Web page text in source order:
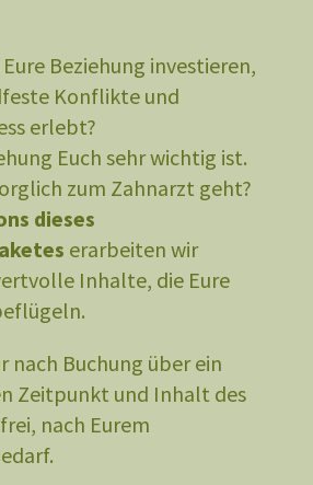
Beziehung investieren,
Konflikte und
erlebt?
Euch sehr wichtig ist.
zum Zahnarzt geht?
dieses
erarbeiten wir
Inhalte, die Eure
nach Buchung über ein
Zeitpunkt und Inhalt des
nach Eurem